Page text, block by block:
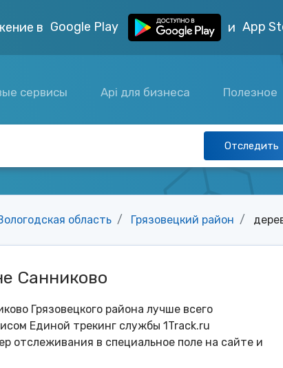
в Google Play и App
сервисы Api для бизнеса Полезное
Отследить
область Грязовецкий район
Санниково
Грязовецкого района лучше всего
Единой трекинг службы 1Track.ru
отслеживания в специальное поле на сайте и